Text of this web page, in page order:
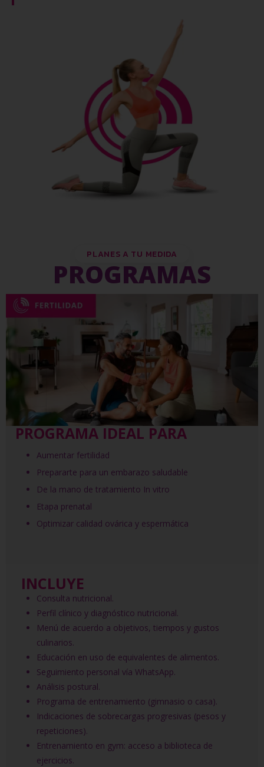
PLANES A TU MEDIDA
PROGRAMAS
PROGRAMA IDEAL PARA
Aumentar fertilidad
Prepararte para un embarazo saludable
De la mano de tratamiento In vitro
Etapa prenatal
Optimizar calidad ovárica y espermática
INCLUYE
Consulta nutricional.
Perfil clínico y diagnóstico nutricional.
Menú de acuerdo a objetivos, tiempos y gustos
culinarios.
Educación en uso de equivalentes de alimentos.
Seguimiento personal vía WhatsApp.
Análisis postural.
Programa de entrenamiento (gimnasio o casa).
Indicaciones de sobrecargas progresivas (pesos y
repeticiones).
Entrenamiento en gym: acceso a biblioteca de
ejercicios.